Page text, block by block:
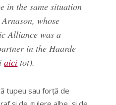
in the same situation
whose
Alliance was a
in the Haarde
aici tot).
tupeu sau forţă de